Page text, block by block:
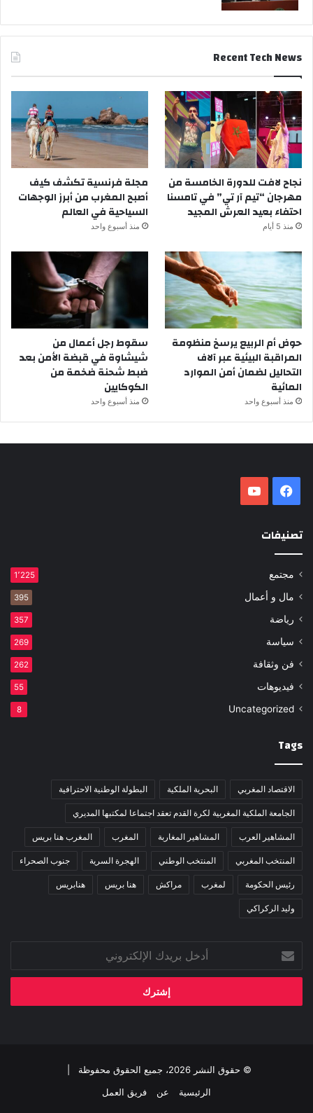
Recent Tech News
نجاح لافت للدورة الخامسة من
مهرجان “تيم آر تي” في تامسنا
احتفاء بعيد العرش المجيد
منذ 5 أيام
مجلة فرنسية تكشف كيف
أصبح المغرب من أبرز الوجهات
السياحية في العالم
منذ أسبوع واحد
حوض أم الربيع يرسخ منظومة
المراقبة البيئية عبر آلاف
التحاليل لضمان أمن الموارد
المائية
منذ أسبوع واحد
سقوط رجل أعمال من
شيشاوة في قبضة الأمن بعد
ضبط شحنة ضخمة من
الكوكايين
منذ أسبوع واحد
فيسبوك
تصنيفات
مجتمع 1٬225
مال و أعمال 395
رياضة 357
سياسة 269
فن وثقافة 262
فيديوهات 55
Uncategorized
8
Tags
الاقتصاد المغربي البحرية الملكية البطولة الوطنية الاحترافية
الجامعة الملكية المغربية لكرة القدم تعقد اجتماعا لمكتبها المديري
المشاهير العرب المشاهير المغاربة المغرب المغرب هنا بريس
المنتخب المغربي المنتخب الوطني الهجرة السرية جنوب الصحراء
رئيس الحكومة لمغرب مراكش هنا بريس هنابريس
وليد الركراكي
أدخل
بريدك
الإلكتروني
© حقوق النشر 2026، جميع الحقوق محفوظة |
الرئيسية
عن فريق العمل